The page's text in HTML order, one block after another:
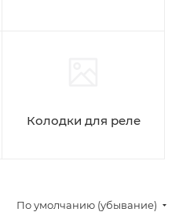
Колодки для реле
По умолчанию (убывание)